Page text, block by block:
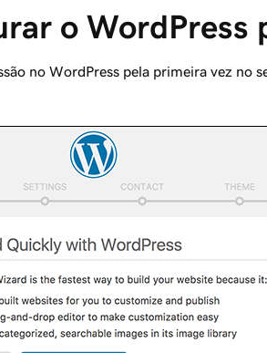
o WordPress
no WordPress pela primeira vez no